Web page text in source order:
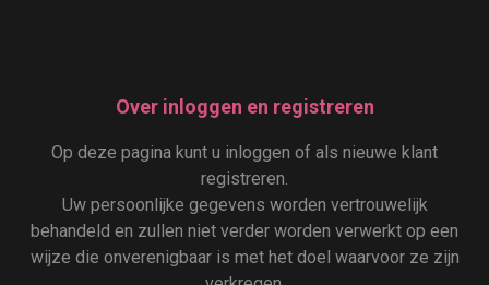
Over inloggen en registreren
Op deze pagina kunt u inloggen of als nieuwe klant
registreren.
Uw persoonlijke gegevens worden vertrouwelijk
behandeld en zullen niet verder worden verwerkt op een
wijze die onverenigbaar is met het doel waarvoor ze zijn